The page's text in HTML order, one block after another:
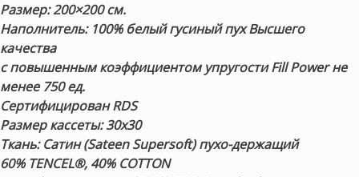
Размер:200×200 см.
Наполнитель: 100% белый гусиный пухВысшего
качества
с повышенным коэффициентом упругостиFill Power не
менее 750 ед.
Сертифицирован RDS
Размер кассеты:30х30
Ткань: Сатин (Sateen Supersoft)пухо-держащий
60% TENCEL®, 40% COTТON